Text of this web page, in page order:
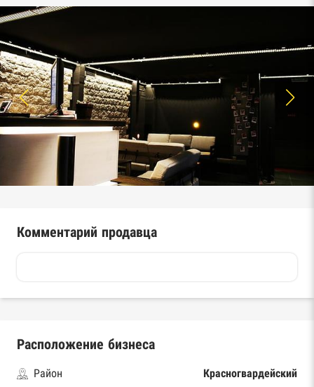
Комментарий продавца
Расположение бизнеса
Район
Красногвардейский